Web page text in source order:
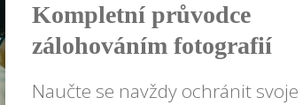
Kompletní průvodce
zálohováním fotografií
Naučte se navždy ochránit svoje